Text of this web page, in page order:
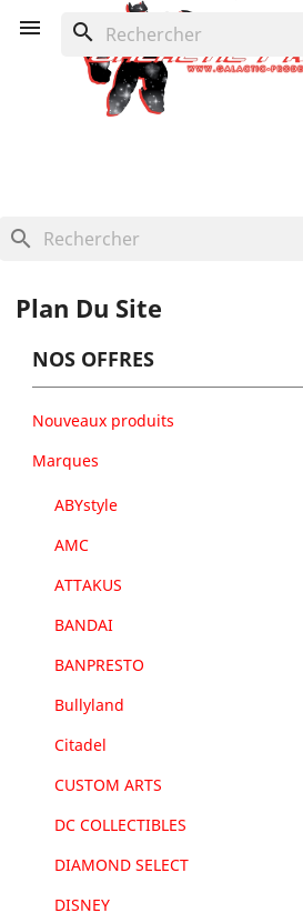
 search
search
Plan Du Site
NOS OFFRES
Nouveaux produits
Marques
ABYstyle
AMC
ATTAKUS
BANDAI
BANPRESTO
Bullyland
Citadel
CUSTOM ARTS
DC COLLECTIBLES
DIAMOND SELECT
DISNEY